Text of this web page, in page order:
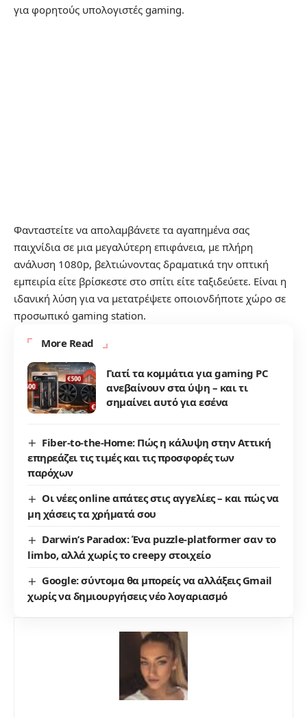
για φορητούς υπολογιστές gaming.
Φανταστείτε να απολαμβάνετε τα αγαπημένα σας
παιχνίδια σε μια μεγαλύτερη επιφάνεια, με πλήρη
ανάλυση 1080p, βελτιώνοντας δραματικά την οπτική
εμπειρία είτε βρίσκεστε στο σπίτι είτε ταξιδεύετε. Είναι η
ιδανική λύση για να μετατρέψετε οποιονδήποτε χώρο σε
προσωπικό gaming station.
More Read
Γιατί τα κομμάτια για gaming PC
ανεβαίνουν στα ύψη – και τι
σημαίνει αυτό για εσένα
Fiber-to-the-Home: Πώς η κάλυψη στην Αττική
επηρεάζει τις τιμές και τις προσφορές των
παρόχων
Οι νέες online απάτες στις αγγελίες – και πώς να
μη χάσεις τα χρήματά σου
Darwin’s Paradox: Ένα puzzle-platformer σαν το
limbo, αλλά χωρίς το creepy στοιχείο
Google: σύντομα θα μπορείς να αλλάξεις Gmail
χωρίς να δημιουργήσεις νέο λογαριασμό